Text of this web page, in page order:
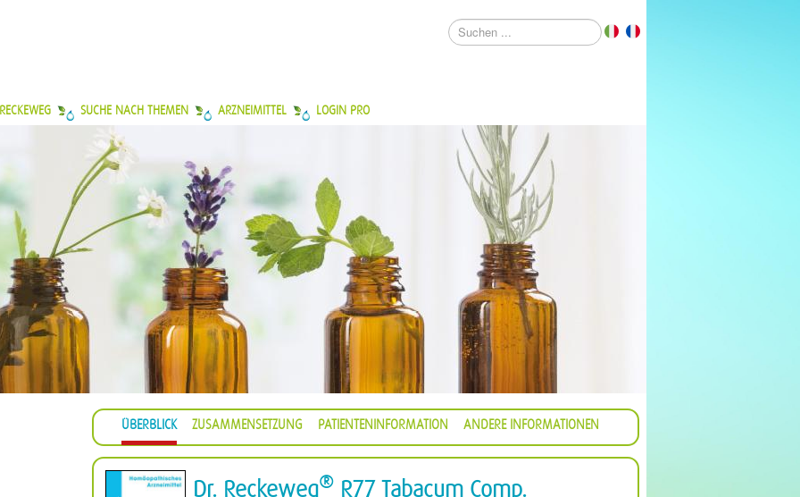
SUCHE NACH THEMEN ARZNEIMITTEL LOGIN PRO
ÜBERBLICK ZUSAMMENSETZUNG PATIENTENINFORMATION ANDERE INFORMATIONEN
Dr. Reckeweg® R77 Tabacum Comp.